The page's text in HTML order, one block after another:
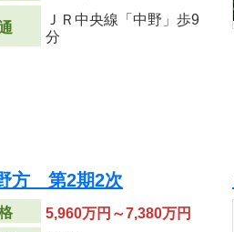
ＪＲ中央線「中野」歩9
分
方 第2期2次
5,960万円～7,380万円